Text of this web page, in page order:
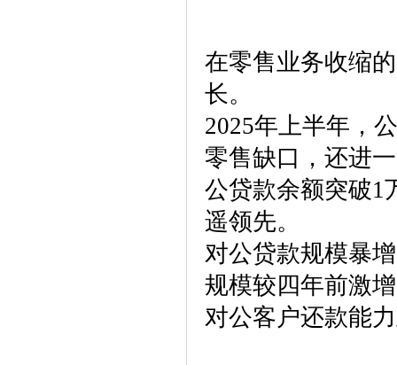
在零售业务收缩
长。
2025年上半年，
零售缺口，还进
公贷款余额突破1
遥领先。
对公贷款规模暴
规模较四年前激
对公客户还款能